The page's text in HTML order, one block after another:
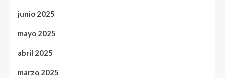
junio 2025
mayo 2025
abril 2025
marzo 2025